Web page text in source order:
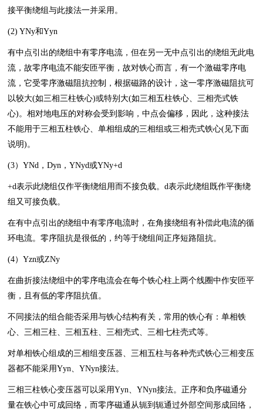
接平衡绕组与此接法一并采用。
(2) YNy和Yyn
有中点引出的绕组中有零序电流，但在另一无中点引出的绕组无此电
流，故零序电流不能安匝平衡，故对铁心而言，有一个激磁零序电
流，它受零序激磁阻抗控制，根据磁路的设计，这一零序激磁阻抗可
以较大(如三相三柱铁心)或特别大(如三相五柱铁心、三相壳式铁
心)。相对地电压的对称会受到影响，中点会偏移，因此，这种接法
不能用于三相五柱铁心、单相组成的三相组或三相壳式铁心(见下面
说明)。
(3）YNd，Dyn，YNyd或YNy+d
+d表示此绕组仅作平衡绕组用而不接负载。d表示此绕组既作平衡绕
组又可接负载。
在有中点引出的绕组中有零序电流时，在角接绕组有补偿此电流的循
环电流。零序阻抗是很低的，约等于绕组间正序短路阻抗。
(4）Yzn或ZNy
在曲折接法绕组中的零序电流会在每个铁心柱上两个线圈中作安匝平
衡，且有低的零序阻抗值。
不同接法的组合能否采用与铁心结构有关，常用的铁心有：单相铁
心、三相三柱、三相五柱、三相壳式、三相七柱壳式等。
对单相铁心组成的三相组变压器、三相五柱与各种壳式铁心三相变压
器都不能采用Yyn、YNyn接法。
三相三柱铁心变压器可以采用Yyn、YNyn接法。正序和负序磁通分
量在铁心中可成回络，而零序磁通从轭到轭通过外部空间形成回络，